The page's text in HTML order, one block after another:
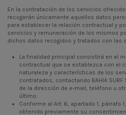
En la contratación de los servicios ofrecidos
recogerán únicamente aquellos datos
para establecer la relación contractual y
servicios y remuneración de los mismos
dichos datos recogidos y tratados con las
La finalidad principal consistirá en el
contractual que se establezca con el
naturaleza y características de los
contratados, contactando BAHIA
de la dirección de e-mail, teléfono u
último.
Conforme al Art. 6, apartado 1, párrafo
obtenido previamente su